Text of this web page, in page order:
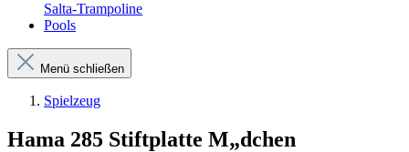
Salta-Trampoline
Pools
Menü schließen
Spielzeug
Hama 285 Stiftplatte M„dchen